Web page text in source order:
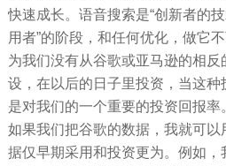
快速成长。语音搜索是“创新者的
用者”的阶段，和任何优化，做它
为我们没有从谷歌或亚马逊的相
设，在以后的日子里投资，当这
是对我们的一个重要的投资回报率
如果我们把谷歌的数据，我就可
据仅早期采用和投资更为。例如，